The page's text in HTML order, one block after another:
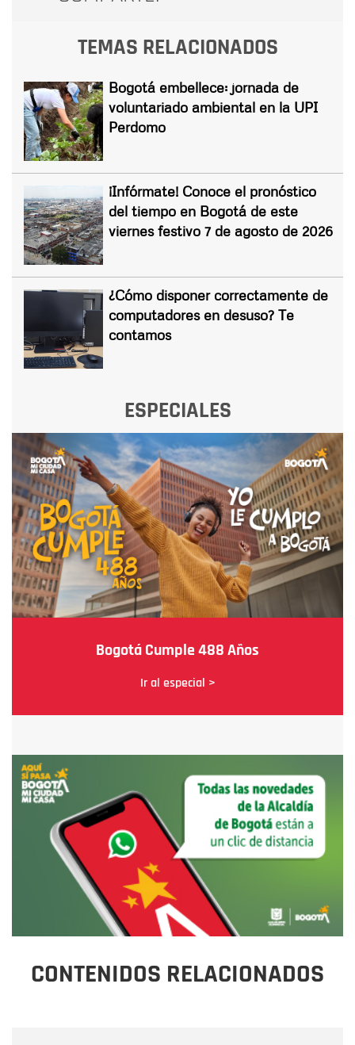
TEMAS RELACIONADOS
Bogotá embellece: jornada de
voluntariado ambiental en la UPI
Perdomo
¡Infórmate! Conoce el pronóstico
del tiempo en Bogotá de este
viernes festivo 7 de agosto de 2026
¿Cómo disponer correctamente de
computadores en desuso? Te
contamos
ESPECIALES
Bogotá Cumple 488 Años
Ir al especial >
CONTENIDOS RELACIONADOS